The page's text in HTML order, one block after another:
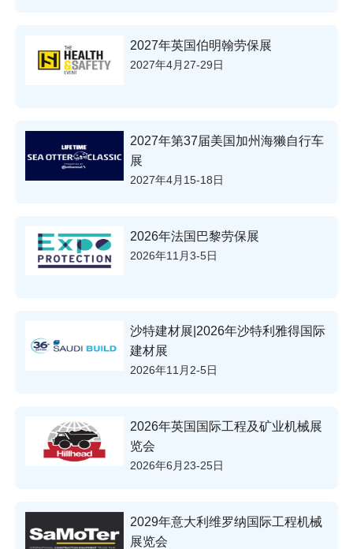
2027年英国伯明翰劳保展
2027年4月27-29日
2027年第37届美国加州海獭自行车
展
2027年4月15-18日
2026年法国巴黎劳保展
2026年11月3-5日
沙特建材展|2026年沙特利雅得国际
建材展
2026年11月2-5日
2026年英国国际工程及矿业机械展
览会
2026年6月23-25日
2029年意大利维罗纳国际工程机械
展览会